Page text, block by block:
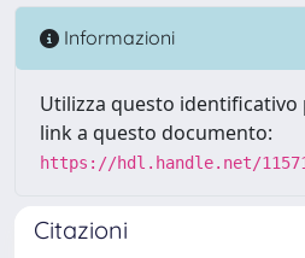
Informazioni
Utilizza questo
link a questo documento:
https://hdl.handle.net/
Citazioni